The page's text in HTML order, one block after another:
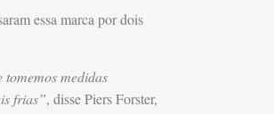
essa marca por dois
medidas
frias”, disse Piers Forster,